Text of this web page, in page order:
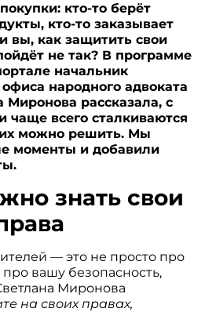
кто-то берёт
кто-то заказывает
вы, как защитить свои
не так? В программе
начальник
народного адвоката
Миронова рассказала, с
чаще всего сталкиваются
их можно решить. Мы
моменты и добавили
знать свои
— это не просто про
про вашу безопасность,
Миронова
на своих правах,